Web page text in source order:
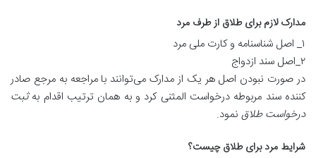
مدارک لازم برای طلاق از طرف مرد
۱_ اصل شناسنامه و کارت ملی مرد
۲_‌اصل سند ازدواج
در صورت نبودن اصل هر یک از مدارک می‌توانند با مراجعه به مرجع صادر
کننده سند مربوطه درخواست المثنی کرد و به همان ترتیب اقدام بهثبت
درخواست طلاق نمود.
شرایط مرد برای طلاق چیست؟